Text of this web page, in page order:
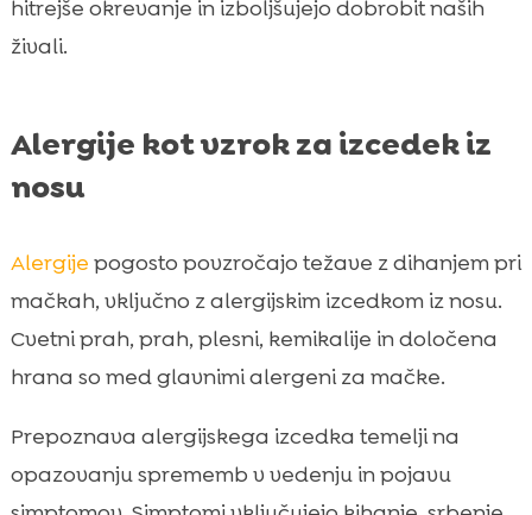
hitrejše okrevanje in izboljšujejo dobrobit naših
živali.
Alergije kot vzrok za izcedek iz
nosu
Alergije pogosto povzročajo težave z dihanjem pri
mačkah, vključno z alergijskim izcedkom iz nosu.
Cvetni prah, prah, plesni, kemikalije in določena
hrana so med glavnimi alergeni za mačke.
Prepoznava alergijskega izcedka temelji na
opazovanju sprememb v vedenju in pojavu